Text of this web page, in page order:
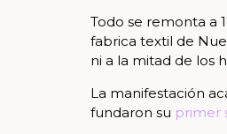
Todo se remonta a
fabrica textil de
ni a la mitad de los
La manifestación
fundaron su primer